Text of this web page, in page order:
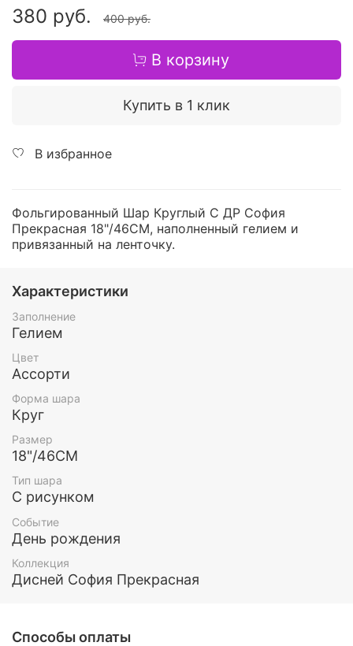
380 руб.
400 руб.
В корзину
Купить в 1 клик
В избранное
Фольгированный Шар Круглый С ДР София
Прекрасная 18"/46СМ, наполненный гелием и
привязанный на ленточку.
Характеристики
Заполнение
Гелием
Цвет
Ассорти
Форма шара
Круг
Размер
18"/46СМ
Тип шара
С рисунком
Событие
День рождения
Коллекция
Дисней София Прекрасная
Способы оплаты